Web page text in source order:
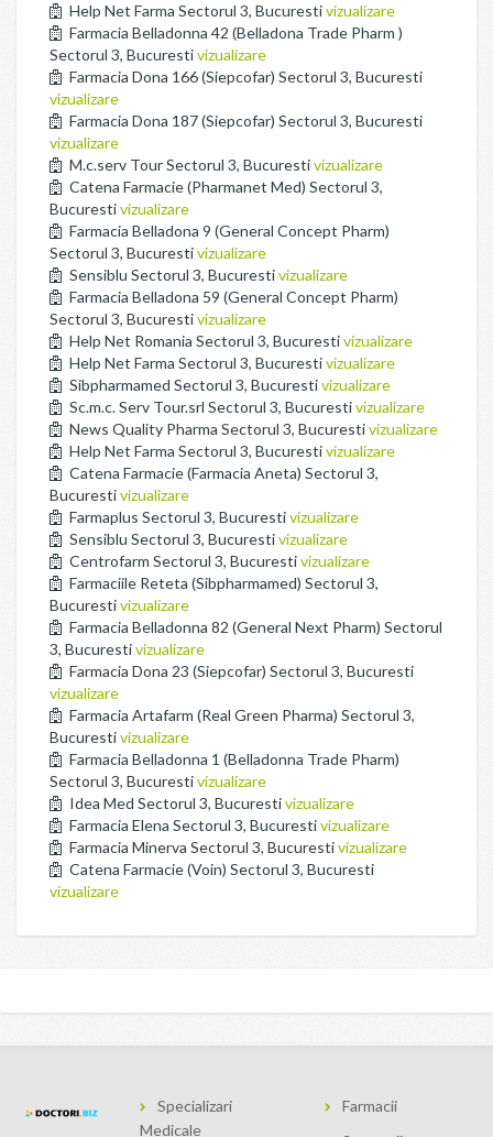
Help Net Farma Sectorul 3, Bucurestivizualizare
Farmacia Belladonna 42 (Belladona Trade Pharm )
Sectorul 3, Bucurestivizualizare
Farmacia Dona 166 (Siepcofar) Sectorul 3, Bucuresti
vizualizare
Farmacia Dona 187 (Siepcofar) Sectorul 3, Bucuresti
vizualizare
M.c.serv Tour Sectorul 3, Bucurestivizualizare
Catena Farmacie (Pharmanet Med) Sectorul 3,
Bucurestivizualizare
Farmacia Belladona 9 (General Concept Pharm)
Sectorul 3, Bucurestivizualizare
Sensiblu Sectorul 3, Bucurestivizualizare
Farmacia Belladona 59 (General Concept Pharm)
Sectorul 3, Bucurestivizualizare
Help Net Romania Sectorul 3, Bucurestivizualizare
Help Net Farma Sectorul 3, Bucurestivizualizare
Sibpharmamed Sectorul 3, Bucurestivizualizare
Sc.m.c. Serv Tour.srl Sectorul 3, Bucurestivizualizare
News Quality Pharma Sectorul 3, Bucurestivizualizare
Help Net Farma Sectorul 3, Bucurestivizualizare
Catena Farmacie (Farmacia Aneta) Sectorul 3,
Bucurestivizualizare
Farmaplus Sectorul 3, Bucurestivizualizare
Sensiblu Sectorul 3, Bucurestivizualizare
Centrofarm Sectorul 3, Bucurestivizualizare
Farmaciile Reteta (Sibpharmamed) Sectorul 3,
Bucurestivizualizare
Farmacia Belladonna 82 (General Next Pharm) Sectorul
3, Bucurestivizualizare
Farmacia Dona 23 (Siepcofar) Sectorul 3, Bucuresti
vizualizare
Farmacia Artafarm (Real Green Pharma) Sectorul 3,
Bucurestivizualizare
Farmacia Belladonna 1 (Belladonna Trade Pharm)
Sectorul 3, Bucurestivizualizare
Idea Med Sectorul 3, Bucurestivizualizare
Farmacia Elena Sectorul 3, Bucurestivizualizare
Farmacia Minerva Sectorul 3, Bucurestivizualizare
Catena Farmacie (Voin) Sectorul 3, Bucuresti
vizualizare
Specializari
Medicale
Farmacii